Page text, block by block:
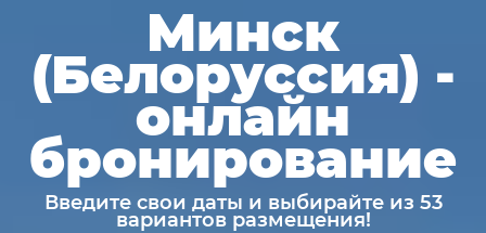
Минск
(Белоруссия) -
онлайн
бронирование
Введите свои даты и выбирайте из 53
вариантов размещения!